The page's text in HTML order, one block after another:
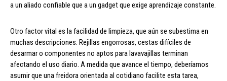
a un aliado confiable que a un gadget que exige aprendizaje constante.
Otro factor vital es la facilidad de limpieza, que aún se subestima en
muchas descripciones. Rejillas engorrosas, cestas difíciles de
desarmar o componentes no aptos para lavavajillas terminan
afectando el uso diario. A medida que avance el tiempo, deberíamos
asumir que una freidora orientada al cotidiano facilite esta tarea,